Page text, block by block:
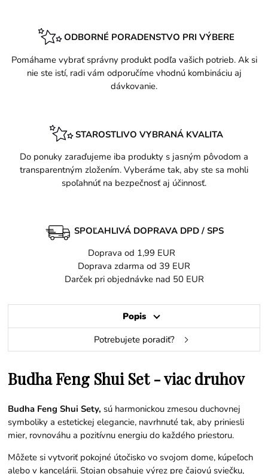
ODBORNÉ PORADENSTVO PRI VÝBERE
Pomáhame vybrať správny produkt podľa vašich potrieb. Ak si
nie ste istí, radi vám odporučíme vhodnú kombináciu aj
dávkovanie.
STAROSTLIVO VYBRANÁ KVALITA
Do ponuky zaraďujeme iba produkty s jasným pôvodom a
transparentným zložením. Vyberáme tak, aby ste sa mohli
spoľahnúť na bezpečnosť aj účinnosť.
SPOĽAHLIVÁ DOPRAVA DPD / SPS
Doprava od 1,99 EUR
Doprava zdarma od 39 EUR
Darček pri objednávke nad 50 EUR
Popis
Potrebujete poradiť?
Budha Feng Shui Set - viac druhov
Budha Feng Shui Sety, sú harmonickou zmesou duchovnej
symboliky a estetickej elegancie, navrhnuté tak, aby priniesli
mier, rovnováhu a pozitívnu energiu do každého priestoru.
Môžete si vytvoriť pokojné útočisko vo svojom dome, kúpeľoch
alebo v kancelárii. Stojan obsahuje výrez pre čajovú sviečku,